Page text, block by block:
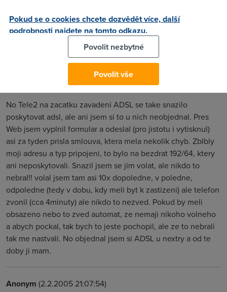
Chování TELE2 v případě problému (v našem případě ne
problém s ADSL, ale s fakturací telefonátů) bylo
katastrofické, takže už jejich služby nepoužíváme.
(1.2.2005 16:43:27)
No Tele2 na zacatku zavadeni ADSL se take snazilo
poskytovat adsl, ale ani jsem si to u nich neobjednal. Pres
Web jsem vyplnil formular a odeslal (pro jistotu i vytisknul)
asi za tyden prisla smlouva, ktera mela nekolik chyb. Zblbly
moji adresu a typ pripojeni, to bylo na bezdrat 192/64, ktery
ani neposkytovali. Snazil jsem se jim volat, ale nikdo to
nebral!! volal jsem tam asi 10x dopoledne, v poledne,
odpoledne (tedy v dobu, kdy meli byt k zastizeni) ale telefon
zvonil (cca 4minuty) ale nikdo to nezved. Pokud by meli
obsazeno nebo to zved automat, ze nemaji nikoho volneho
a abych pockal, tak bych to jeste pochopil, ale ze to nebrali
tak me nastvali. No objednal jsem si ADSL u nextry a od te
doby ji mam.
Anonym (2.2.2005 21:07:54)
Pokud se o cookies chcete dozvědět více, další
podrobnosti najdete na tomto odkazu.
Povolit nezbytné
Povolit vše